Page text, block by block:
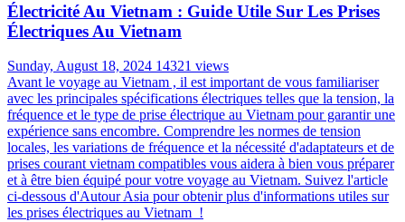
Électricité Au Vietnam : Guide Utile Sur Les Prises
Électriques Au Vietnam
Sunday, August 18, 2024 14321 views
Avant le voyage au Vietnam , il est important de vous familiariser
avec les principales spécifications électriques telles que la tension, la
fréquence et le type de prise électrique au Vietnam pour garantir une
expérience sans encombre. Comprendre les normes de tension
locales, les variations de fréquence et la nécessité d'adaptateurs et de
prises courant vietnam compatibles vous aidera à bien vous préparer
et à être bien équipé pour votre voyage au Vietnam. Suivez l'article
ci-dessous d'Autour Asia pour obtenir plus d'informations utiles sur
les prises électriques au Vietnam !